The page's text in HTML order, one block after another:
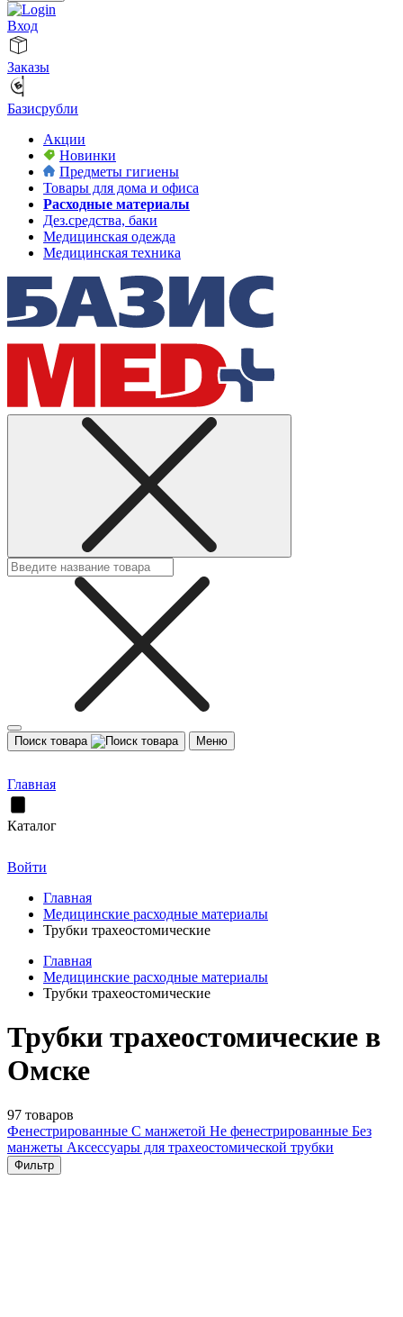
Вход
Заказы
Базисрубли
Акции
Новинки
Предметы гигиены
Товары для дома и офиса
Расходные материалы
Дез.средства, баки
Медицинская одежда
Медицинская техника
Поиск товара Меню
Главная
Каталог
Войти
Главная
Медицинские расходные материалы
Трубки трахеостомические
Главная
Медицинские расходные материалы
Трубки трахеостомические
Трубки трахеостомические в
Омске
97 товаров
Фенестрированные С манжетой Не фенестрированные Без
манжеты Аксессуары для трахеостомической трубки
Фильтр